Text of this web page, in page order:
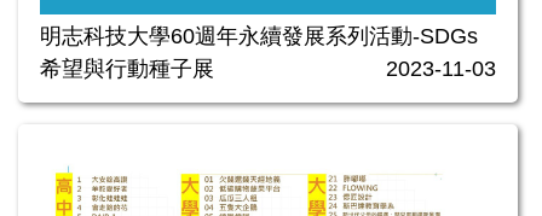
明志科技大學60週年永續發展系列活動-SDGs
希望與行動種子展
2023-11-03